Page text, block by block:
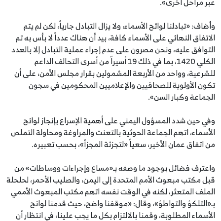
وأضاف: «تبادلنا لوائح الأسماء، ولا يزال التبادل جارياً، لكن لم يتم
الاتفاق النهائي على الأسماء كافة، بيد أن هناك عدداً لا بأس به تم
التوافق عليه، ونحن مصرون على عدم إجراء عملية التبادل إلا بالعدد
الكلي 1420، بما في ذلك 19 أسيراً من أسرى التحالف الداعم
للشرعية، وواحد من الأربعة المشمولين بقرار مجلس الأمن، على أن
تكون الأولوية للصحافيين والإعلاميين المحكومين في سجون
الجماعة وكبار السن».
وفي حين شدد المسؤول اليمني على أهمية الإسراع بإنجاز لوائح
الأسماء، اتهم الجماعة الحوثية بالتعنت والمراوغة ومحاولة التملص
من اتفاق عمان الأخير، سعياً «لتجزئة المجزأ»، بحسب تعبيره.
واعترف فضائل بوجود ما وصفه بـ«مساع وإجراءات ووساطات» من
قبل مكتب مبعوث الأمم المتحدة إلى اليمن، والصليب الأحمر، لحلحلة
الملف المتعثر، لكنه في الوقت نفسه اتهم مكتب المبعوث الأممي
بـ«التلكؤ والتواطؤ»، وقال: «موقفنا واضح، حيث قدمنا لوائح
الأسماء المطلوبة، وقمنا بالالتزام بكل ما يجب علينا، في انتظار أن